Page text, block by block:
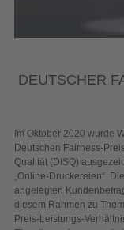
DEUTSCHER
Im Oktober 2020 wurde
Deutschen Fairness-
Qualität (DISQ)
„Online-Druckereien“.
angelegten
diesem Rahmen zu
Preis-Leistungs-